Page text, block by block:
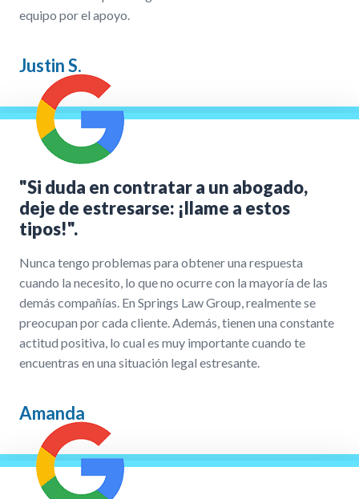
equipo por el apoyo.
Justin S.
"Si duda en contratar a un abogado,
deje de estresarse: ¡llame a estos
tipos!".
Nunca tengo problemas para obtener una respuesta
cuando la necesito, lo que no ocurre con la mayoría de las
demás compañías. En Springs Law Group, realmente se
preocupan por cada cliente. Además, tienen una constante
actitud positiva, lo cual es muy importante cuando te
encuentras en una situación legal estresante.
Amanda